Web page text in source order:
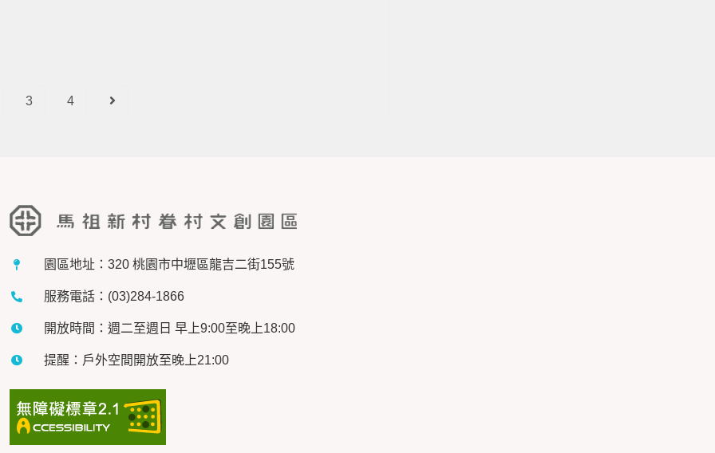
3 4
園區地址：320 桃園市中壢區龍吉二街155號
服務電話：(03)284-1866
開放時間：週二至週日 早上9:00至晚上18:00
提醒：戶外空間開放至晚上21:00